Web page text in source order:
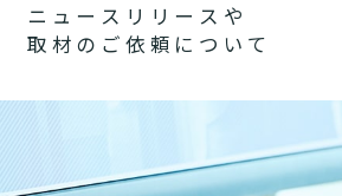
ニ ュ ー ス リ リ ー ス や
取 材 の ご 依 頼 に つ い て